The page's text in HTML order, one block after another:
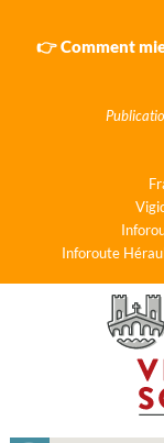
👉 Comment
Inforoute